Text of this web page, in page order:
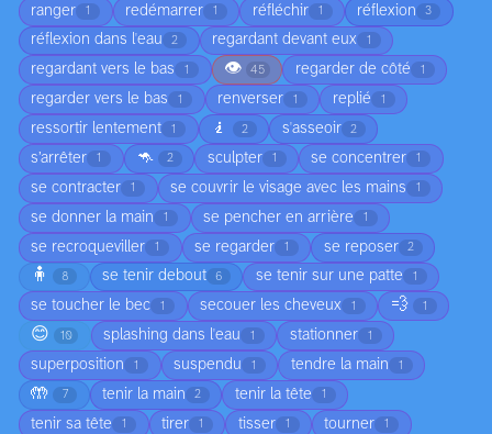
ranger 1 redémarrer 1 réfléchir 1 réflexion 3
réflexion dans l'eau 2 regardant devant eux 1
regardant vers le bas 1 👁️ 45 regarder de côté 1
regarder vers le bas 1 renverser 1 replié 1
ressortir lentement 1 🧎 2 s'asseoir 2
s’arrêter 1 🦘 2 sculpter 1 se concentrer 1
se contracter 1 se couvrir le visage avec les mains 1
se donner la main 1 se pencher en arrière 1
se recroqueviller 1 se regarder 1 se reposer 2
🧍 8 se tenir debout 6 se tenir sur une patte 1
se toucher le bec 1 secouer les cheveux 1 💨 1
😊 10 splashing dans l'eau 1 stationner 1
superposition 1 suspendu 1 tendre la main 1
🤲 7 tenir la main 2 tenir la tête 1
tenir sa tête 1 tirer 1 tisser 1 tourner 1